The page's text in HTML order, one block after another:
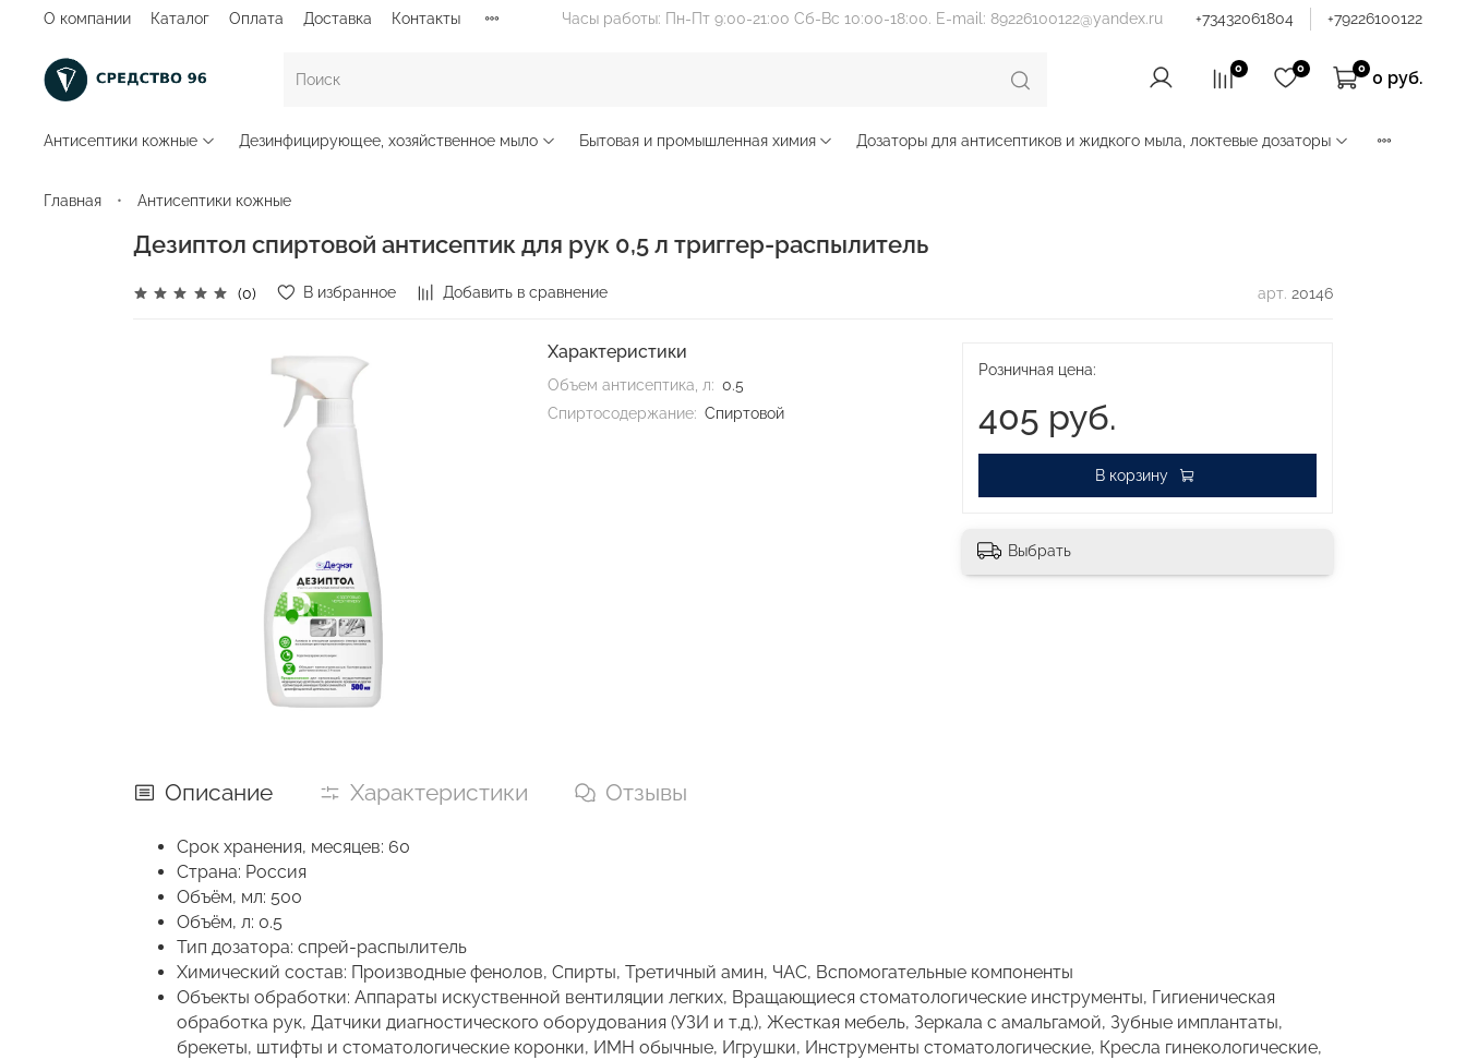
О компании Каталог Оплата Доставка Контакты Часы работы: Пн-Пт 9:00-21:00 Сб-Вс 10:00-18:00. E-mail: 89226100122@yandex.ru +73432061804 +79226100122
0 0 0
0 руб.
Антисептики кожные Дезинфицирующее, хозяйственное мыло Бытовая и промышленная химия Дозаторы для антисептиков и жидкого мыла, локтевые дозаторы
Главная Антисептики кожные
Дезиптол спиртовой антисептик для рук 0,5 л триггер-распылитель
(0) В избранное Добавить в сравнение арт. 20146
Характеристики
Объем антисептика, л: 0.5
Спиртосодержание: Спиртовой
Розничная цена:
405 руб.
В корзину
Выбрать
Описание Характеристики Отзывы
Срок хранения, месяцев: 60
Страна: Россия
Объём, мл: 500
Объём, л: 0.5
Тип дозатора: спрей-распылитель
Химический состав: Производные фенолов, Спирты, Третичный амин, ЧАС, Вспомогательные компоненты
Объекты обработки: Аппараты искуственной вентиляции легких, Вращающиеся стоматологические инструменты, Гигиеническая
обработка рук, Датчики диагностического оборудования (УЗИ и т.д.), Жесткая мебель, Зеркала с амальгамой, Зубные имплантаты,
брекеты, штифты и стоматологические коронки, ИМН обычные, Игрушки, Инструменты стоматологические, Кресла гинекологические,